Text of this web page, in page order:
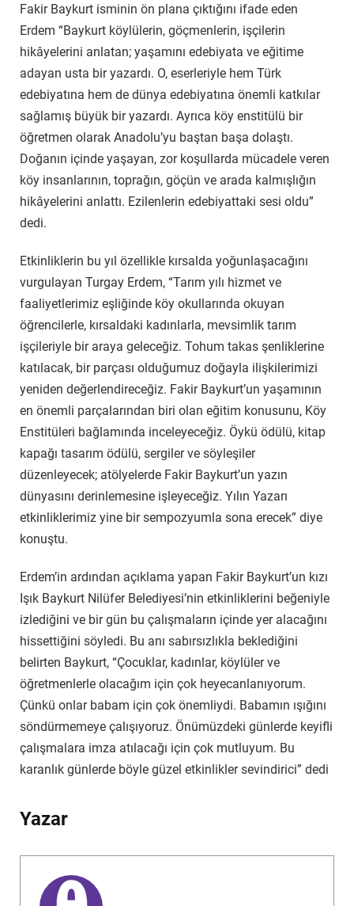
Fakir Baykurt isminin ön plana çıktığını ifade eden
Erdem “Baykurt köylülerin, göçmenlerin, işçilerin
hikâyelerini anlatan; yaşamını edebiyata ve eğitime
adayan usta bir yazardı. O, eserleriyle hem Türk
edebiyatına hem de dünya edebiyatına önemli katkılar
sağlamış büyük bir yazardı. Ayrıca köy enstitülü bir
öğretmen olarak Anadolu’yu baştan başa dolaştı.
Doğanın içinde yaşayan, zor koşullarda mücadele veren
köy insanlarının, toprağın, göçün ve arada kalmışlığın
hikâyelerini anlattı. Ezilenlerin edebiyattaki sesi oldu”
dedi.
Etkinliklerin bu yıl özellikle kırsalda yoğunlaşacağını
vurgulayan Turgay Erdem, “Tarım yılı hizmet ve
faaliyetlerimiz eşliğinde köy okullarında okuyan
öğrencilerle, kırsaldaki kadınlarla, mevsimlik tarım
işçileriyle bir araya geleceğiz. Tohum takas şenliklerine
katılacak, bir parçası olduğumuz doğayla ilişkilerimizi
yeniden değerlendireceğiz. Fakir Baykurt’un yaşamının
en önemli parçalarından biri olan eğitim konusunu, Köy
Enstitüleri bağlamında inceleyeceğiz. Öykü ödülü, kitap
kapağı tasarım ödülü, sergiler ve söyleşiler
düzenleyecek; atölyelerde Fakir Baykurt’un yazın
dünyasını derinlemesine işleyeceğiz. Yılın Yazarı
etkinliklerimiz yine bir sempozyumla sona erecek” diye
konuştu.
Erdem’in ardından açıklama yapan Fakir Baykurt’un kızı
Işık Baykurt Nilüfer Belediyesi’nin etkinliklerini beğeniyle
izlediğini ve bir gün bu çalışmaların içinde yer alacağını
hissettiğini söyledi. Bu anı sabırsızlıkla beklediğini
belirten Baykurt, “Çocuklar, kadınlar, köylüler ve
öğretmenlerle olacağım için çok heyecanlanıyorum.
Çünkü onlar babam için çok önemliydi. Babamın ışığını
söndürmemeye çalışıyoruz. Önümüzdeki günlerde keyifli
çalışmalara imza atılacağı için çok mutluyum. Bu
karanlık günlerde böyle güzel etkinlikler sevindirici” dedi
Yazar